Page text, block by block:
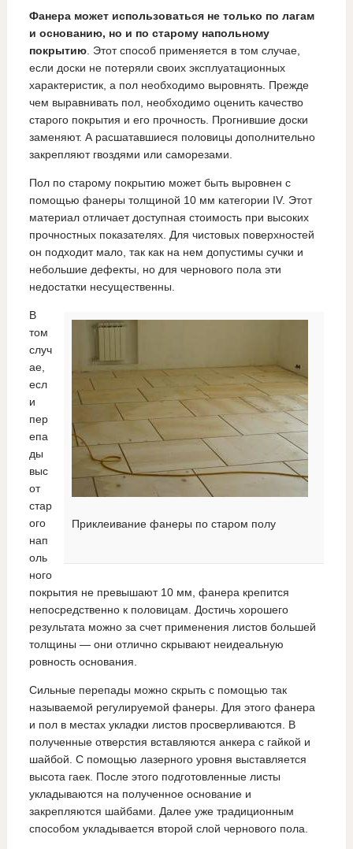
Фанера может использоваться не только по лагам
и основанию, но и по старому напольному
покрытию. Этот способ применяется в том случае,
если доски не потеряли своих эксплуатационных
характеристик, а пол необходимо выровнять. Прежде
чем выравнивать пол, необходимо оценить качество
старого покрытия и его прочность. Прогнившие доски
заменяют. А расшатавшиеся половицы дополнительно
закрепляют гвоздями или саморезами.
Пол по старому покрытию может быть выровнен с
помощью фанеры толщиной 10 мм категории IV. Этот
материал отличает доступная стоимость при высоких
прочностных показателях. Для чистовых поверхностей
он подходит мало, так как на нем допустимы сучки и
небольшие дефекты, но для чернового пола эти
недостатки несущественны.
Приклеивание фанеры по старом полу
В
том
случ
ае,
есл
и
пер
епа
ды
выс
от
стар
ого
нап
оль
ного
покрытия не превышают 10 мм, фанера крепится
непосредственно к половицам. Достичь хорошего
результата можно за счет применения листов большей
толщины — они отлично скрывают неидеальную
ровность основания.
Сильные перепады можно скрыть с помощью так
называемой регулируемой фанеры. Для этого фанера
и пол в местах укладки листов просверливаются. В
полученные отверстия вставляются анкера с гайкой и
шайбой. С помощью лазерного уровня выставляется
высота гаек. После этого подготовленные листы
укладываются на полученное основание и
закрепляются шайбами. Далее уже традиционным
способом укладывается второй слой чернового пола.